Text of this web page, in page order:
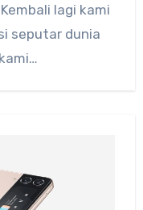
lagi kami
seputar dunia